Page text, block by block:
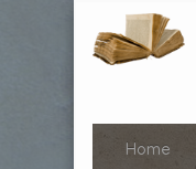
Home